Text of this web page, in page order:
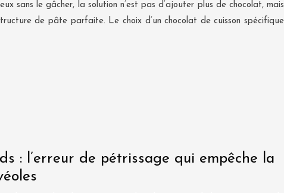
sans le gâcher, la solution n’est pas d’ajouter plus de chocolat, mais
de pâte parfaite. Le choix d’un chocolat de cuisson spécifique
: l’erreur de pétrissage qui empêche la